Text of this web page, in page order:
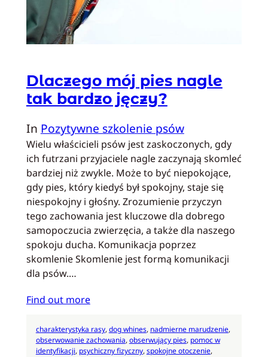
Dlaczego mój pies nagle
tak bardzo jęczy?
In Pozytywne szkolenie psów
Wielu właścicieli psów jest zaskoczonych, gdy
ich futrzani przyjaciele nagle zaczynają skomleć
bardziej niż zwykle. Może to być niepokojące,
gdy pies, który kiedyś był spokojny, staje się
niespokojny i głośny. Zrozumienie przyczyn
tego zachowania jest kluczowe dla dobrego
samopoczucia zwierzęcia, a także dla naszego
spokoju ducha. Komunikacja poprzez
skomlenie Skomlenie jest formą komunikacji
dla psów.…
Find out more
charakterystyka rasy, dog whines, nadmierne marudzenie
obserwowanie zachowania, obserwujący pies, pomoc w
identyfikacji, psychiczny fizyczny, spokojne otoczenie